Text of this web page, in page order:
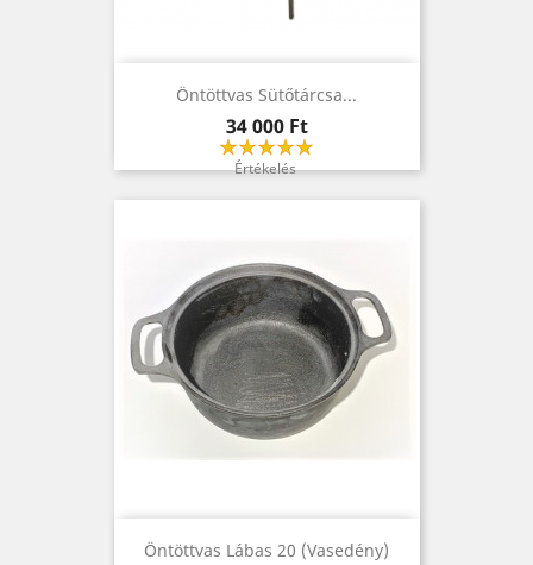
Öntöttvas Sütőtárcsa...
Ár
34 000 Ft
Értékelés
Öntöttvas Lábas 20 (vasedény)